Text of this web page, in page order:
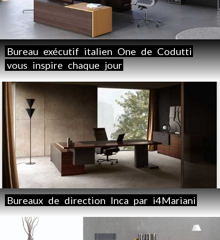
Bureau exécutif italien One de Codutti
vous inspire chaque jour
Bureaux de direction Inca par i4Mariani